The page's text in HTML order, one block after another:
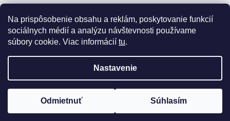
Na prispôsobenie obsahu a reklám, poskytovanie funkcií
sociálnych médií a analýzu návštevnosti používame
súbory cookie. Viac informácií tu.
Nastavenie
Odmietnuť Súhlasím
Plávaná
Muškárina
Vytvoril Shoptet Premium
Copyright 2026OKFISH
. Všetky práva vyhradené.
Upraviť nastavenie cookies